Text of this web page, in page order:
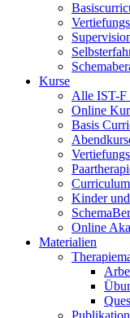
Kurse
Alle IST-F
Online
Basis
Kinder
Online
Materialien